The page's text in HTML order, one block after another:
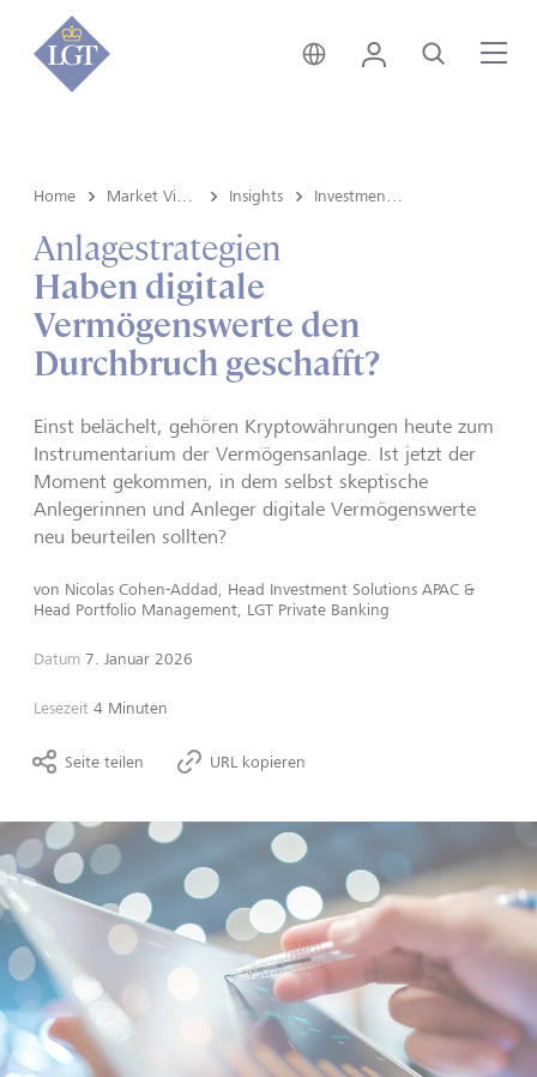
Global • Deutsch
Login Suche
Home Insights
Anlagestrategien
Haben digitale
Vermögenswerte den
Durchbruch geschafft?
Einst belächelt, gehören Kryptowährungen heute zum
Instrumentarium der Vermögensanlage. Ist jetzt der
Moment gekommen, in dem selbst skeptische
Anlegerinnen und Anleger digitale Vermögenswerte
neu beurteilen sollten?
von Nicolas Cohen-Addad, Head Investment Solutions APAC &
Head Portfolio Management, LGT Private Banking
Datum 7. Januar 2026
Lesezeit 4 Minuten
Seite teilen URL kopieren